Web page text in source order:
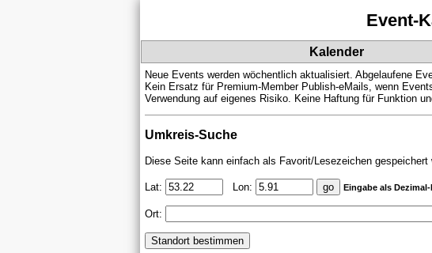
Event-
Kalender
Neue Events werden wöchentlich aktualisiert. Abgelaufene
Kein Ersatz für Premium-Member Publish-eMails, wenn
Verwendung auf eigenes Risiko. Keine Haftung für Funktion
Umkreis-Suche
Diese Seite kann einfach als Favorit/Lesezeichen gespeichert
Lat: Lon: Eingabe als
Ort: